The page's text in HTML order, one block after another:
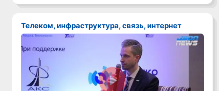
Телеком, инфраструктура, связь, интернет